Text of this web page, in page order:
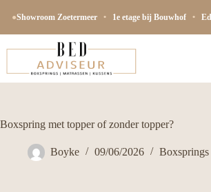
naar
●Showroom Zoetermeer • 1e etage bij Bouwhof •
Boxspring met topper of zonder topper?
Boyke 09/06/2026 Boxsprings